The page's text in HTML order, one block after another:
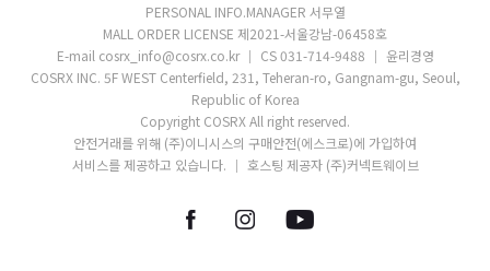
PERSONAL INFO.MANAGER 서무열
MALL ORDER LICENSE 제2021-서울강남-06458호
E-mail cosrx_info@cosrx.co.kr
CS 031-714-9488
윤리경영
COSRX INC. 5F WEST Centerfield, 231, Teheran-ro, Gangnam-gu, Seoul,
Republic of Korea
Copyright COSRX All right reserved.
안전거래를 위해 (주)이니시스의 구매안전(에스크로)에 가입하여
서비스를 제공하고 있습니다.
호스팅 제공자 (주)커넥트웨이브